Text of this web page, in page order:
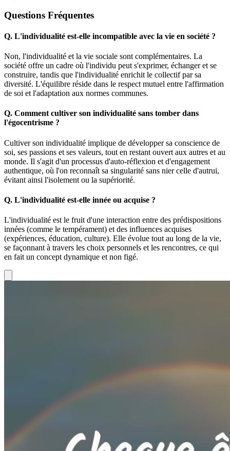
Questions Fréquentes
Q. L'individualité est-elle incompatible avec la vie en société ?
Non, l'individualité et la vie sociale sont complémentaires. La
société offre un cadre où l'individu peut s'exprimer, échanger et se
construire, tandis que l'individualité enrichit le collectif par sa
diversité. L'équilibre réside dans le respect mutuel entre l'affirmation
de soi et l'adaptation aux normes communes.
Q. Comment cultiver son individualité sans tomber dans
l'égocentrisme ?
Cultiver son individualité implique de développer sa conscience de
soi, ses passions et ses valeurs, tout en restant ouvert aux autres et au
monde. Il s'agit d'un processus d'auto-réflexion et d'engagement
authentique, où l'on reconnaît sa singularité sans nier celle d'autrui,
évitant ainsi l'isolement ou la supériorité.
Q. L'individualité est-elle innée ou acquise ?
L'individualité est le fruit d'une interaction entre des prédispositions
innées (comme le tempérament) et des influences acquises
(expériences, éducation, culture). Elle évolue tout au long de la vie,
se façonnant à travers les choix personnels et les rencontres, ce qui
en fait un concept dynamique et non figé.